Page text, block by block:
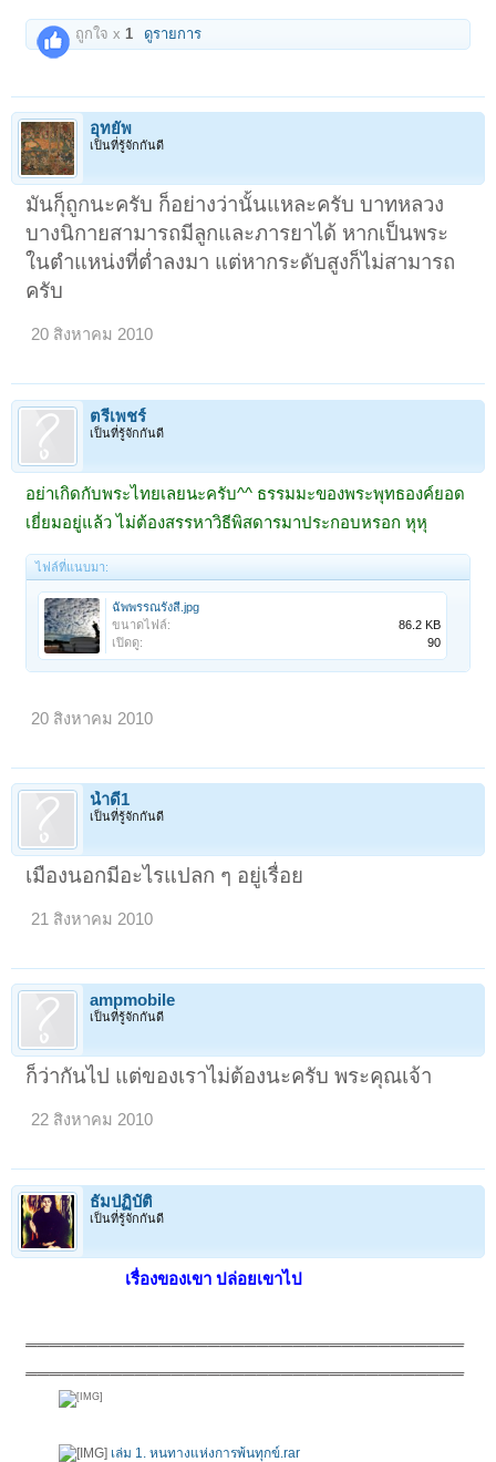
ถูกใจ x 1 ดูรายการ
อุทยัพ
เป็นที่รู้จักกันดี
มันก็ุถูกนะครับ ก็อย่างว่านั้นแหละครับ บาทหลวง
บางนิกายสามารถมีลูกและภารยาได้ หากเป็นพระ
ในตำแหน่งที่ต่ำลงมา แต่หากระดับสูงก็ไม่สามารถ
ครับ
20 สิงหาคม 2010
ตรีเพชร์
เป็นที่รู้จักกันดี
อย่าเกิดกับพระไทยเลยนะครับ^^ ธรรมมะของพระพุทธองค์ยอด
เยี่ยมอยู่แล้ว ไม่ต้องสรรหาวิธีพิสดารมาประกอบหรอก หุหุ
ไฟล์ที่แนบมา:
ฉัพพรรณรังสี.jpg
ขนาดไฟล์:
86.2 KB
เปิดดู:
90
20 สิงหาคม 2010
น้ำดี1
เป็นที่รู้จักกันดี
เมืองนอกมีอะไรแปลก ๆ อยู่เรื่อย
21 สิงหาคม 2010
ampmobile
เป็นที่รู้จักกันดี
ก็ว่ากันไป แต่ของเราไม่ต้องนะครับ พระคุณเจ้า
22 สิงหาคม 2010
ธัมปฏิบัติ
เป็นที่รู้จักกันดี
เรื่องของเขา ปล่อยเขาไป
เล่ม 1. หนทางแห่งการพ้นทุกข์.rar